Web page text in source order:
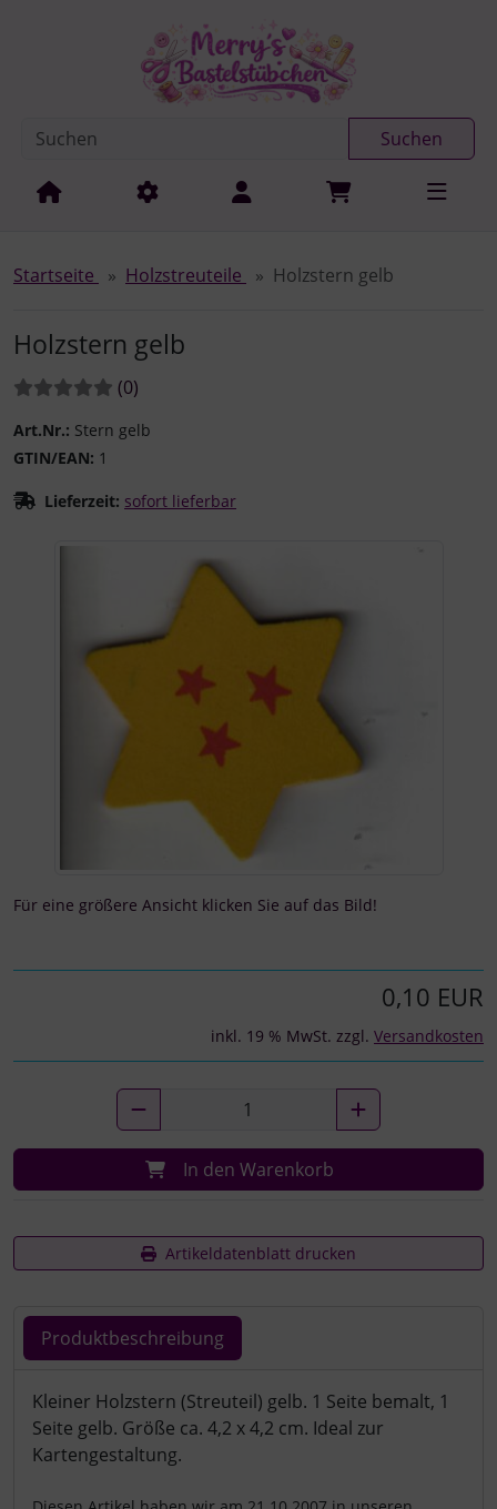
Springe zur Navigation
Suchen
Startseite Holzstreuteile Holzstern gelb
Holzstern gelb
Bewertungen:
(0Bewertungen
)
Art.Nr.: Stern gelb
GTIN/EAN: 1
Lieferzeit: sofort lieferbar
Wenn mehr als ein Produktbild existiert, können Sie die
Für eine größere Ansicht klicken Sie auf das Bild!
0,10 EUR
inkl. 19 % MwSt. zzgl. Versandkosten
In den Warenkorb
Artikeldatenblatt drucken
Produktbeschreibung
Produktbeschreibung
Kleiner Holzstern (Streuteil) gelb. 1 Seite bemalt, 1
Seite gelb. Größe ca. 4,2 x 4,2 cm. Ideal zur
Kartengestaltung.